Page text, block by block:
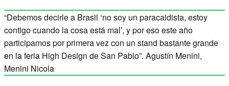
“Debemos decirle a Brasil ‘no soy un paracaidista, estoy
contigo cuando la cosa está mal’, y por eso este año
participamos por primera vez con un stand bastante grande
en la feria High Design de San Pablo”. Agustín Menini,
Menini Nicola